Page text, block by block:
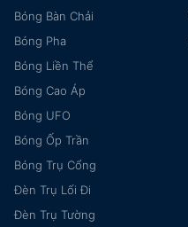
Bóng Bàn Chải
Bóng Pha
Bóng Liền Thể
Bóng Cao Áp
Bóng UFO
Bóng Ốp Trần
Bóng Trụ Cổng
Đèn Trụ Lối Đi
Đèn Trụ Tường